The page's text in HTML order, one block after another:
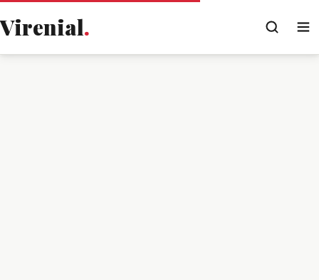
Virenial.